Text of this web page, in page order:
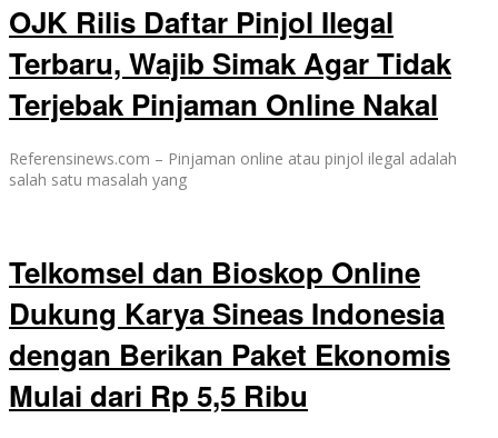
OJK Rilis Daftar Pinjol Ilegal
Terbaru, Wajib Simak Agar Tidak
Terjebak Pinjaman Online Nakal
Referensinews.com – Pinjaman online atau pinjol ilegal adalah
salah satu masalah yang
Telkomsel dan Bioskop Online
Dukung Karya Sineas Indonesia
dengan Berikan Paket Ekonomis
Mulai dari Rp 5,5 Ribu